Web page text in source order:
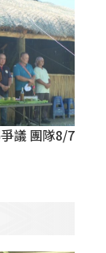
議 團隊8/7